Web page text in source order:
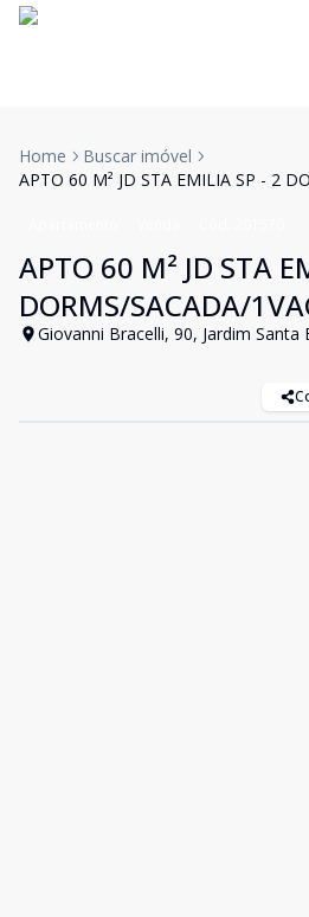
Home
Buscar imóvel
APTO 60 M² JD STA EMILIA SP - 2
APTO 60 M² JD STA
DORMS/SACADA/
Giovanni Bracelli, 90, Jardim Santa